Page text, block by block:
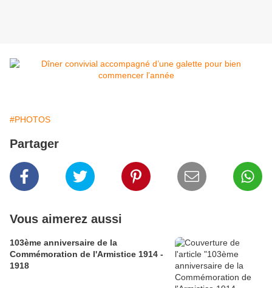
#PHOTOS
Partager
Vous aimerez aussi
103ème anniversaire de la
Commémoration de l'Armistice 1914 -
1918